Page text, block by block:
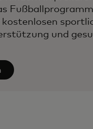
kostenlosen
und